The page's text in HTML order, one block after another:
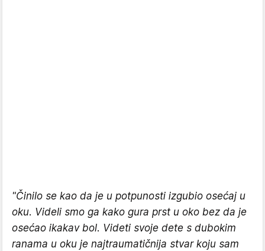
"Činilo se kao da je u potpunosti izgubio osećaj u
oku. Videli smo ga kako gura prst u oko bez da je
osećao ikakav bol. Videti svoje dete s dubokim
ranama u oku je najtraumatičnija stvar koju sam